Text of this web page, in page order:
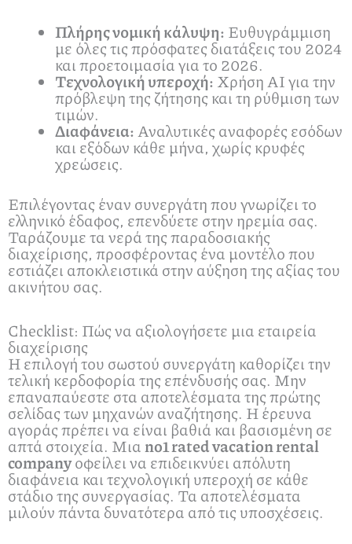
Πλήρης νομική κάλυψη: Ευθυγράμμιση
με όλες τις πρόσφατες διατάξεις του 2024
και προετοιμασία για το 2026.
Τεχνολογική υπεροχή: Χρήση AI για την
πρόβλεψη της ζήτησης και τη ρύθμιση των
τιμών.
Διαφάνεια:Αναλυτικές αναφορές εσόδων
και εξόδων κάθε μήνα, χωρίς κρυφές
χρεώσεις.
Επιλέγοντας έναν συνεργάτη που γνωρίζει το
ελληνικό έδαφος, επενδύετε στην ηρεμία σας.
Ταράζουμε τα νερά της παραδοσιακής
διαχείρισης, προσφέροντας ένα μοντέλο που
εστιάζει αποκλειστικά στην αύξηση της αξίας του
ακινήτου σας.
Checklist: Πώς να αξιολογήσετε μια εταιρεία
διαχείρισης
Η επιλογή του σωστού συνεργάτη καθορίζει την
τελική κερδοφορία της επένδυσής σας. Μην
επαναπαύεστε στα αποτελέσματα της πρώτης
σελίδας των μηχανών αναζήτησης. Η έρευνα
αγοράς πρέπει να είναι βαθιά και βασισμένη σε
απτά στοιχεία. Μιαno1 rated vacation rental
companyοφείλει να επιδεικνύει απόλυτη
διαφάνεια και τεχνολογική υπεροχή σε κάθε
στάδιο της συνεργασίας. Τα αποτελέσματα
μιλούν πάντα δυνατότερα από τις υποσχέσεις.